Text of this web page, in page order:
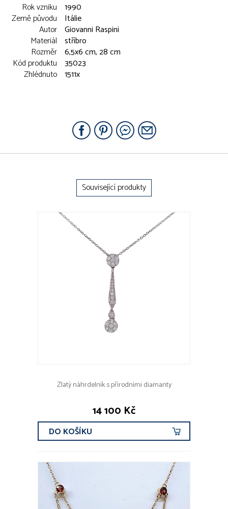
Rok vzniku 1990
Země původu
Itálie
Autor Giovanni Raspini
Materiál stříbro
Rozměr 6,5x6 cm, 28 cm
Kód produktu 35023
Zhlédnuto 1511x
Související produkty
Zlatý náhrdelník s přírodními diamanty
14 100 Kč
DO KOŠÍKU